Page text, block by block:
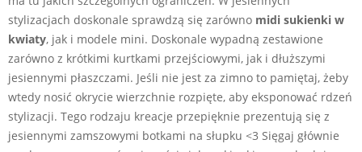
stylizacjach doskonale sprawdzą się zarówno midi sukienki w
kwiaty, jak i modele mini. Doskonale wypadną zestawione
zarówno z krótkimi kurtkami przejściowymi, jak i dłuższymi
jesiennymi płaszczami. Jeśli nie jest za zimno to pamiętaj, żeby
wtedy nosić okrycie wierzchnie rozpięte, aby eksponować rdzeń
stylizacji. Tego rodzaju kreacje przepięknie prezentują się z
jesiennymi zamszowymi botkami na słupku <3 Sięgaj głównie